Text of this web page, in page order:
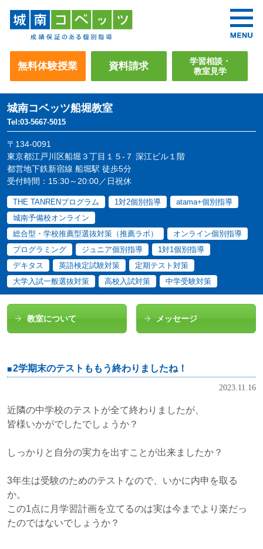
無料体験授業 資料請求
学習相談・
教室見学
城南コベッツ船堀教室
Tel:03-5667-5015
〒134-0091
東京都江戸川区船堀３丁目１５-７ 深江ビル１階
都営地下鉄新宿線 船堀駅 徒歩5分
受付時間：15:30～20:00／日祝休
THE TANRENプログラム 1対2個別指導
atama+個別指導
城南予備校オンライン
総合型・学校推薦型選抜対策（推薦ラボ）
オンライン個別指導
プログラミング
ジュニア個別指導
1対1個別指導
デキタス
英語検定試験対策
定期テスト対策
大学入試一般選抜対策
高校入試対策 中学受験対策
教室について メッセージ
2学期末のテストももう終わりましたね！
2023.11.16
近隣の中学校のテストが全て終わりましたが、
皆様いかがでしたでしょうか？
しっかりと自分の実力を出すことが出来ましたか？
3年生は受験のためのテストなので、いかに内申を取る
か。
この1点に月学習計画を立てるのは実は今までより楽だっ
たのではないでしょうか？